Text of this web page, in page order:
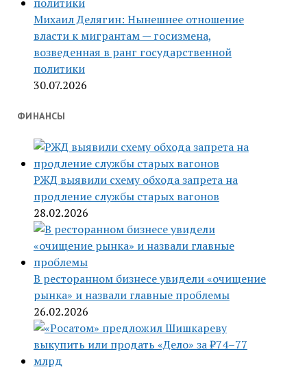
Михаил Делягин: Нынешнее отношение
власти к мигрантам — госизмена,
возведенная в ранг государственной
политики
30.07.2026
ФИНАНСЫ
РЖД выявили схему обхода запрета на
продление службы старых вагонов
28.02.2026
В ресторанном бизнесе увидели «очищение
рынка» и назвали главные проблемы
26.02.2026